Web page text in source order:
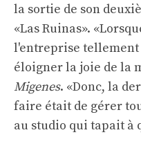
la sortie de son
«Las Ruinas».
l'entreprise
éloigner la joie de la
Migenes. «Donc, la
faire était de gérer
au studio qui tapait à